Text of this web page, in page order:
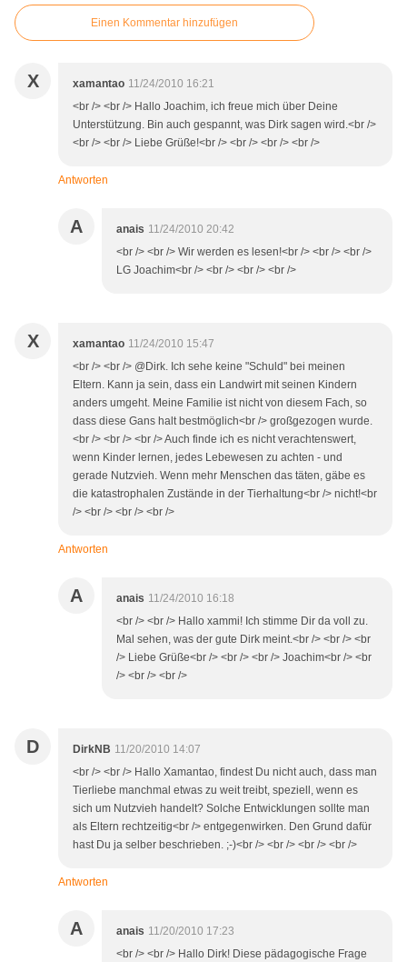
Einen Kommentar hinzufügen
X xamantao 11/24/2010 16:21
<br /> <br /> Hallo Joachim, ich freue mich über Deine
Unterstützung. Bin auch gespannt, was Dirk sagen wird.<br />
<br /> <br /> Liebe Grüße!<br /> <br /> <br /> <br />
Antworten
A anais 11/24/2010 20:42
<br /> <br /> Wir werden es lesen!<br /> <br /> <br />
LG Joachim<br /> <br /> <br /> <br />
X xamantao 11/24/2010 15:47
<br /> <br /> @Dirk. Ich sehe keine "Schuld" bei meinen
Eltern. Kann ja sein, dass ein Landwirt mit seinen Kindern
anders umgeht. Meine Familie ist nicht von diesem Fach, so
dass diese Gans halt bestmöglich<br /> großgezogen wurde.
<br /> <br /> <br /> Auch finde ich es nicht verachtenswert,
wenn Kinder lernen, jedes Lebewesen zu achten - und
gerade Nutzvieh. Wenn mehr Menschen das täten, gäbe es
die katastrophalen Zustände in der Tierhaltung<br /> nicht!<br
/> <br /> <br /> <br />
Antworten
A anais 11/24/2010 16:18
<br /> <br /> Hallo xammi! Ich stimme Dir da voll zu.
Mal sehen, was der gute Dirk meint.<br /> <br /> <br
/> Liebe Grüße<br /> <br /> <br /> Joachim<br /> <br
/> <br /> <br />
D DirkNB 11/20/2010 14:07
<br /> <br /> Hallo Xamantao, findest Du nicht auch, dass man
Tierliebe manchmal etwas zu weit treibt, speziell, wenn es
sich um Nutzvieh handelt? Solche Entwicklungen sollte man
als Eltern rechtzeitig<br /> entgegenwirken. Den Grund dafür
hast Du ja selber beschrieben. ;-)<br /> <br /> <br /> <br />
Antworten
A anais 11/20/2010 17:23
<br /> <br /> Hallo Dirk! Diese pädagogische Frage